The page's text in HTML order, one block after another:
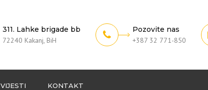
311. Lahke brigade bb
72240 Kakanj, BiH
Pozovite nas
+387 32 771-850
VIJESTI KONTAKT